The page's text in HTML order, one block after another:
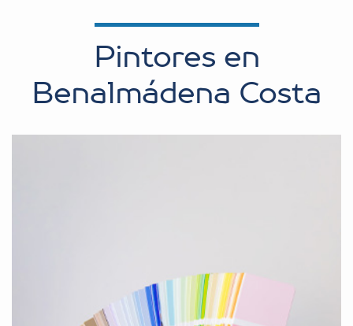
Pintores en
Benalmádena Costa